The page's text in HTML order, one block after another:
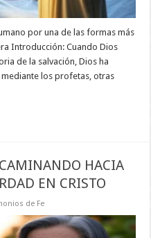
por una de las formas más
Introducción: Cuando Dios
de la salvación, Dios ha
mediante los profetas, otras
HACIA
EN CRISTO
de Fe